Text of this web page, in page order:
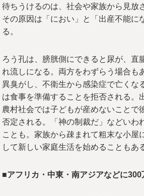
待ちうけるのは、社会や家族から見放
その原因は「におい」と「出産不能に
る。
ろう孔は、膀胱側にできると尿が、直
れ流しになる。両方をわずらう場合も
異臭がし、不衛生から感染症で亡くな
は食事を準備することを拒否される。
農村社会では子どもが産めないことで
否定される。「神の制裁だ」などいわ
ことも。家族から疎まれて粗末な小屋
して新しい家庭生活を始めることもあ
■アフリカ・中東・南アジアなどに300